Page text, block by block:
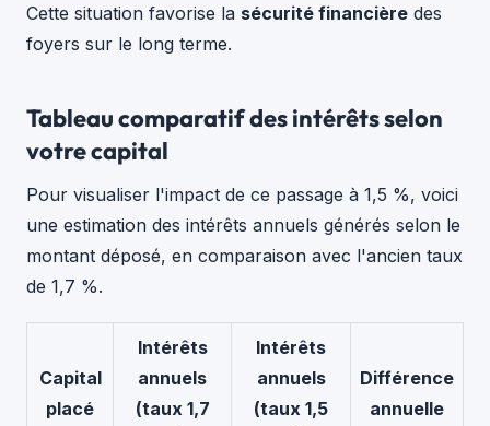
Cette situation favorise la sécurité financière des
foyers sur le long terme.
Tableau comparatif des intérêts selon
votre capital
Pour visualiser l'impact de ce passage à 1,5 %, voici
une estimation des intérêts annuels générés selon le
montant déposé, en comparaison avec l'ancien taux
de 1,7 %.
Capital
placé
Intérêts
annuels
(taux 1,7
Intérêts
annuels
(taux 1,5
Différence
annuelle